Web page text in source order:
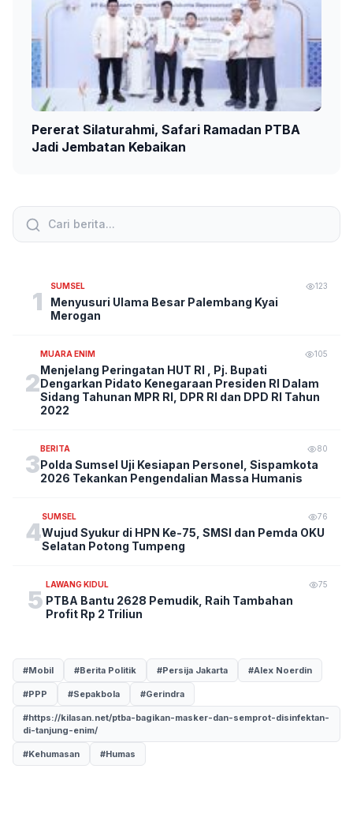
Pererat Silaturahmi, Safari Ramadan PTBA
Jadi Jembatan Kebaikan
1
SUMSEL 123
Menyusuri Ulama Besar Palembang Kyai
Merogan
2
MUARA ENIM 105
Menjelang Peringatan HUT RI , Pj. Bupati
Dengarkan Pidato Kenegaraan Presiden RI Dalam
Sidang Tahunan MPR RI, DPR RI dan DPD RI Tahun
2022
3
BERITA 80
Polda Sumsel Uji Kesiapan Personel, Sispamkota
2026 Tekankan Pengendalian Massa Humanis
4
SUMSEL 76
Wujud Syukur di HPN Ke-75, SMSI dan Pemda OKU
Selatan Potong Tumpeng
5
LAWANG KIDUL 75
PTBA Bantu 2628 Pemudik, Raih Tambahan
Profit Rp 2 Triliun
#Mobil #Berita Politik #Persija Jakarta #Alex Noerdin
#PPP #Sepakbola #Gerindra
#https://kilasan.net/ptba-bagikan-masker-dan-semprot-disinfektan-
di-tanjung-enim/
#Kehumasan #Humas